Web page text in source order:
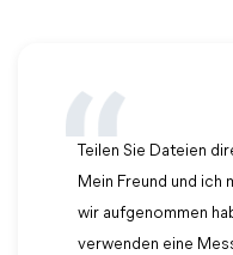
Teilen Sie Dateien
Mein Freund und ich
wir aufgenommen
verwenden eine